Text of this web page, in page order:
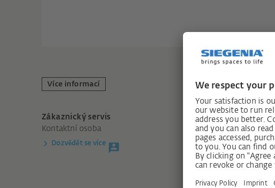
Více informací
Zákaznický servis
Kontaktní osoba
Dozvědět se více